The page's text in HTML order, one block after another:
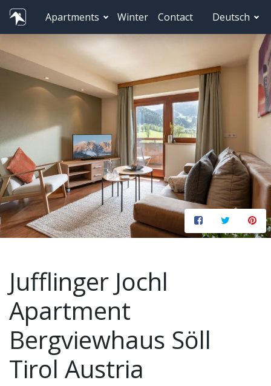
Apartments Winter Contact Deutsch
Jufflinger Jochl
Apartment
Bergviewhaus Söll
Tirol Austria